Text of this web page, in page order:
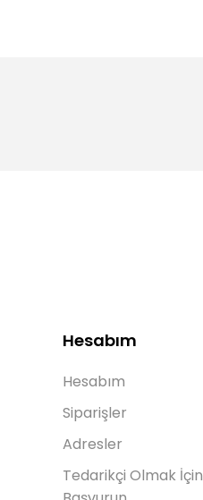
Hesabım
Hesabım
Siparişler
Adresler
Tedarikçi Olmak İçin